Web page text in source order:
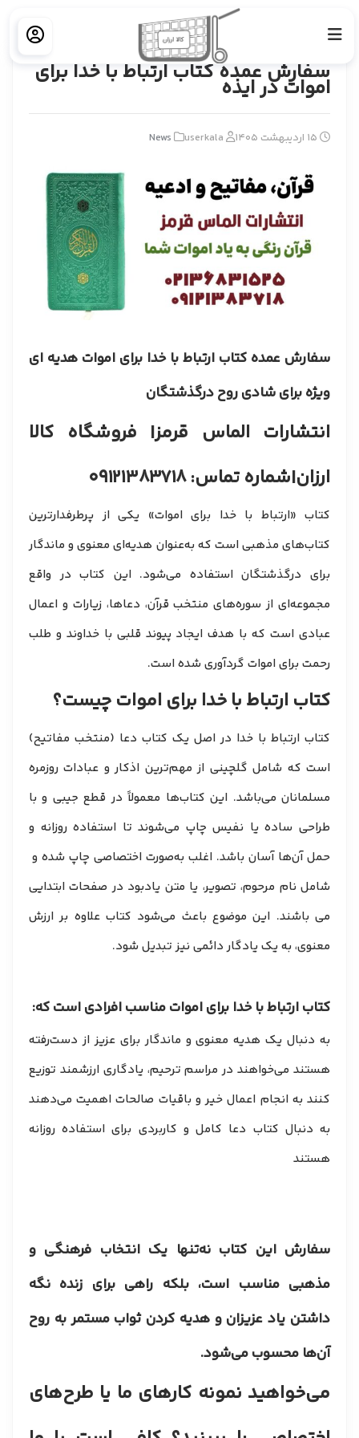
خانه سفارش عمده کتاب ارتباط با خدا برای اموات در ایذه
سفارش عمده کتاب ارتباط با خدا برای
اموات در ایذه
15 اردیبهشت 1405 userkala
News
سفارش عمده کتاب ارتباط با خدا برای اموات هدیه ای
ویژه برای شادی روح درگذشتگان
انتشارات الماس قرمز| فروشگاه کالا
ارزان|شماره تماس: ۰۹۱۲۱۳۸۳۷۱۸
کتاب «ارتباط با خدا برای اموات» یکی از پرطرفدارترین
کتاب‌های مذهبی است که به‌عنوان هدیه‌ای معنوی و ماندگار
برای درگذشتگان استفاده می‌شود. این کتاب در واقع
مجموعه‌ای از سوره‌های منتخب قرآن، دعاها، زیارات و اعمال
عبادی است که با هدف ایجاد پیوند قلبی با خداوند و طلب
رحمت برای اموات گردآوری شده است.
کتاب ارتباط با خدا برای اموات چیست؟
کتاب ارتباط با خدا در اصل یک کتاب دعا (منتخب مفاتیح)
است که شامل گلچینی از مهم‌ترین اذکار و عبادات روزمره
مسلمانان می‌باشد. این کتاب‌ها معمولاً در قطع جیبی و با
طراحی ساده یا نفیس چاپ می‌شوند تا استفاده روزانه و
حمل آن‌ها آسان باشد. اغلب به‌صورت اختصاصی چاپ شده و
شامل نام مرحوم، تصویر، یا متن یادبود در صفحات ابتدایی
می باشند. این موضوع باعث می‌شود کتاب علاوه بر ارزش
معنوی، به یک یادگار دائمی نیز تبدیل شود.
کتاب ارتباط با خدا برای اموات مناسب افرادی است که:
به دنبال یک هدیه معنوی و ماندگار برای عزیز از دست‌رفته
هستند می‌خواهند در مراسم ترحیم، یادگاری ارزشمند توزیع
کنند به انجام اعمال خیر و باقیات صالحات اهمیت می‌دهند
به دنبال کتاب دعا کامل و کاربردی برای استفاده روزانه
هستند
سفارش این کتاب نه‌تنها یک انتخاب فرهنگی و
مذهبی مناسب است، بلکه راهی برای زنده نگه
داشتن یاد عزیزان و هدیه کردن ثواب مستمر به روح
آن‌ها محسوب می‌شود.
​می‌خواهید نمونه کارهای ما یا طرح‌های